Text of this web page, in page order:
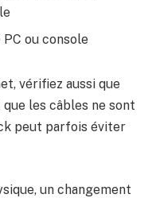
ou console
vérifiez aussi que
les câbles ne sont
peut parfois éviter
un changement